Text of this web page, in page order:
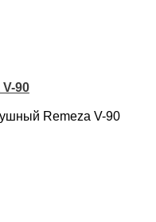
90
Remeza V-90